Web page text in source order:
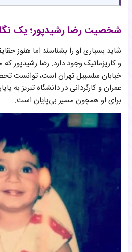
شخصیت رضا رشیدپور؛ یک
شاید بسیاری او را بشناسند اما هنوز
خیابان سلسبیل تهران است، توانست
عمران و کارگردانی در دانشگاه تبریز به
برای او همچون مسیر بی‌پایان است.